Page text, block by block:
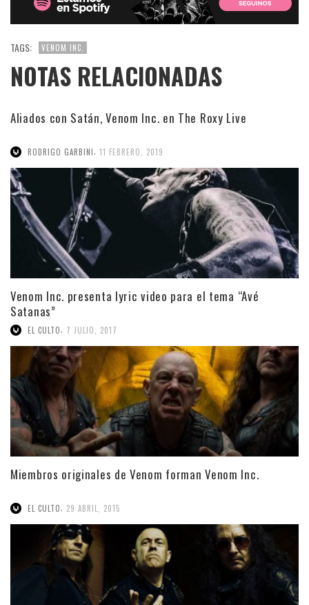
TAGS: VENOM INC.
NOTAS RELACIONADAS
Aliados con Satán, Venom Inc. en The Roxy Live
RODRIGO GARBINI, 11 FEBRERO, 2019
Venom Inc. presenta lyric video para el tema “Avé
Satanas”
EL CULTO, 7 JULIO, 2017
Miembros originales de Venom forman Venom Inc.
EL CULTO 29 ABRIL, 2015